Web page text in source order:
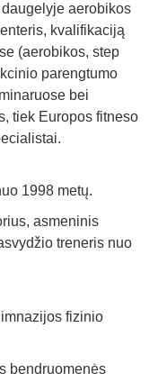
aerobikos
kvalifikaciją
(aerobikos, step
parengtumo
bei
tiek Europos fitneso
1998 metų.
asmeninis
treneris nuo
fizinio
bendruomenės